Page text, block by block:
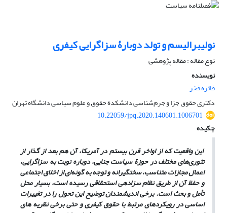
نولیبرالیسم و تولد دوبارۀ سزاگرایی کیفری
نوع مقاله : مقاله پژوهشی
نویسنده
فائزه فخر
دکتری حقوق جزا و جرم‌شناسی دانشکدة حقوق و علوم سیاسی دانشگاه تهران
10.22059/jpq.2020.140601.1006701
چکیده
این واقعیت که از اواخر قرن بیستم در آمریکا، آن ‌هم بعد از گذار از
تئوری‌های مختلف در حوزة سیاست جنایی، دوباره نوبت به سزاگرایی،
اعمال مجازات متناسب، سختگیرانه و توجه به‌ گونه‌ای از اخلاق اجتماعی
و حفظ آن از طریق نظام سزادهی استحقاقی رسیده است، بسیار محل
تأمل و بحث است. برخی اندیشمندان توضیح این تحول را در تغییرات
اساسی در رویکردهای مرتبط با حقوق کیفری و حتی برخی نظریه های